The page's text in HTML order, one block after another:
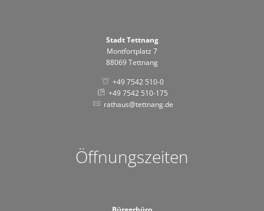
Stadt Tettnang
Montfortplatz 7
88069 Tettnang
+49 7542 510-0
+49 7542 510-175
rathaus@tettnang.de
Öffnungszeiten